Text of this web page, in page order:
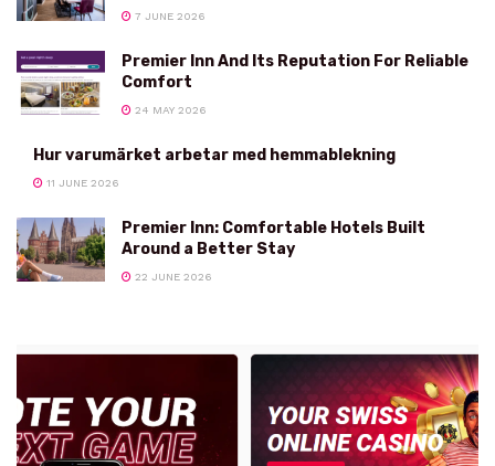
7 JUNE 2026
Premier Inn And Its Reputation For Reliable
Comfort
24 MAY 2026
Hur varumärket arbetar med hemmablekning
11 JUNE 2026
Premier Inn: Comfortable Hotels Built
Around a Better Stay
22 JUNE 2026